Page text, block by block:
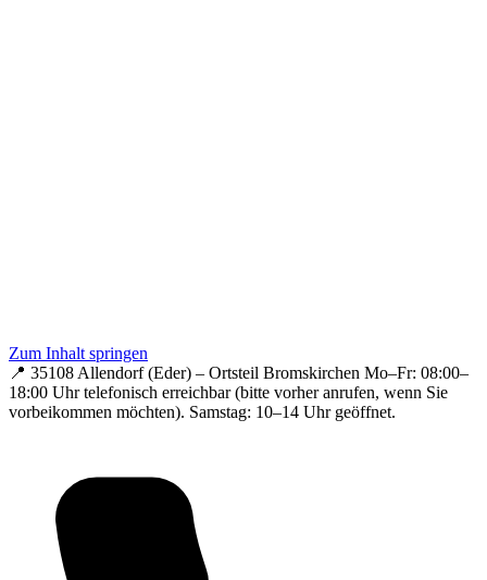
Zum Inhalt springen
📍 35108 Allendorf (Eder) – Ortsteil Bromskirchen Mo–Fr: 08:00–
18:00 Uhr telefonisch erreichbar (bitte vorher anrufen, wenn Sie
vorbeikommen möchten). Samstag: 10–14 Uhr geöffnet.